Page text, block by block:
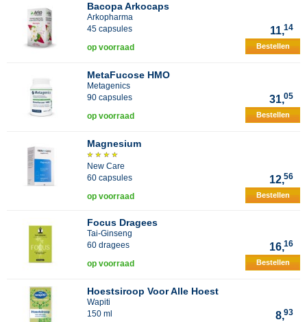
Bacopa Arkocaps
Arkopharma
45 capsules
11,14
op voorraad Bestellen
MetaFucose HMO
Metagenics
90 capsules
31,05
op voorraad Bestellen
Magnesium
New Care
60 capsules
12,56
op voorraad Bestellen
Focus Dragees
Tai-Ginseng
60 dragees
16,16
op voorraad Bestellen
Hoestsiroop Voor Alle Hoest
Wapiti
150 ml
8,93